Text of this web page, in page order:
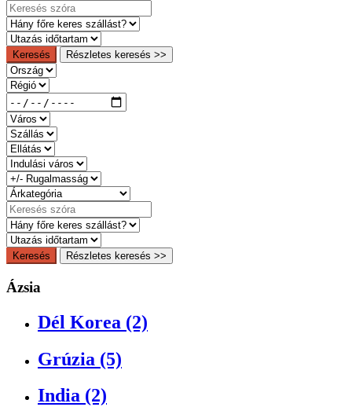
Keresés Részletes keresés >>
Keresés Részletes keresés >>
Ázsia
Dél Korea (2)
Grúzia (5)
India (2)